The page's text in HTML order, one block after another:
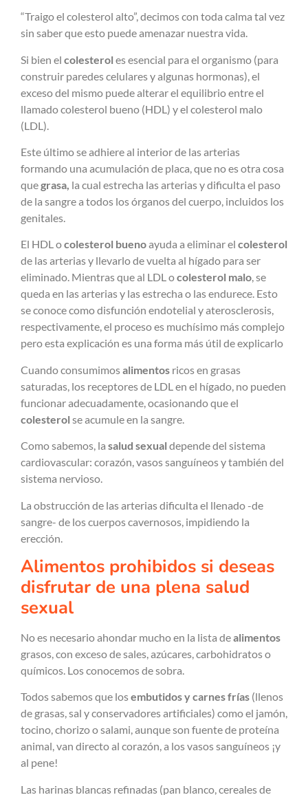
“Traigo el colesterol alto”, decimos con toda calma tal vez
sin saber que esto puede amenazar nuestra vida.
Si bien el colesterol es esencial para el organismo (para
construir paredes celulares y algunas hormonas), el
exceso del mismo puede alterar el equilibrio entre el
llamado colesterol bueno (HDL) y el colesterol malo
(LDL).
Este último se adhiere al interior de las arterias
formando una acumulación de placa, que no es otra cosa
quegrasa, la cual estrecha las arterias y dificulta el paso
de la sangre a todos los órganos del cuerpo, incluidos los
genitales.
El HDL ocolesterol buenoayuda a eliminar el colesterol
de las arterias y llevarlo de vuelta al hígado para ser
eliminado. Mientras que al LDL ocolesterol malo, se
queda en las arterias y las estrecha o las endurece. Esto
se conoce como disfunción endotelial y aterosclerosis,
respectivamente, el proceso es muchísimo más complejo
pero esta explicación es una forma más útil de explicarlo
Cuando consumimosalimentos ricos en grasas
saturadas, los receptores de LDL en el hígado, no pueden
funcionar adecuadamente, ocasionando que el
colesterol se acumule en la sangre.
Como sabemos, la salud sexual depende del sistema
cardiovascular: corazón, vasos sanguíneos y también del
sistema nervioso.
La obstrucción de las arterias dificulta el llenado -de
sangre- de los cuerpos cavernosos, impidiendo la
erección.
Alimentos prohibidos si deseas
disfrutar de una plena salud
sexual
No es necesario ahondar mucho en la lista dealimentos
grasos, con exceso de sales, azúcares, carbohidratos o
químicos. Los conocemos de sobra.
Todos sabemos que losembutidos y carnes frías (llenos
de grasas, sal y conservadores artificiales) como el jamón,
tocino, chorizo o salami, aunque son fuente de proteína
animal, van directo al corazón, a los vasos sanguíneos ¡y
al pene!
Las harinas blancas refinadas (pan blanco, cereales de